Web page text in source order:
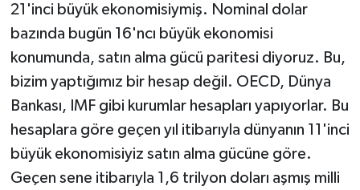
21'inci büyük ekonomisiymiş. Nominal dolar
bazında bugün 16'ncı büyük ekonomisi
konumunda, satın alma gücü paritesi diyoruz. Bu,
bizim yaptığımız bir hesap değil. OECD, Dünya
Bankası, IMF gibi kurumlar hesapları yapıyorlar. Bu
hesaplara göre geçen yıl itibarıyla dünyanın 11'inci
büyük ekonomisiyiz satın alma gücüne göre.
Geçen sene itibarıyla 1,6 trilyon doları aşmış milli